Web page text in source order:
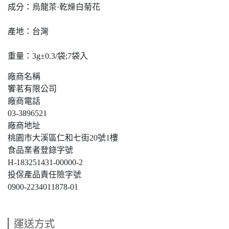
成分：烏龍茶·乾燥白菊花
產地：台灣
重量：3g±0.3/袋;7袋入
廠商名稱
饗茗有限公司
廠商電話
03-3896521
廠商地址
桃園市大溪區仁和七街20號1樓
食品業者登錄字號
H-183251431-00000-2
投保產品責任險字號
0900-2234011878-01
運送方式